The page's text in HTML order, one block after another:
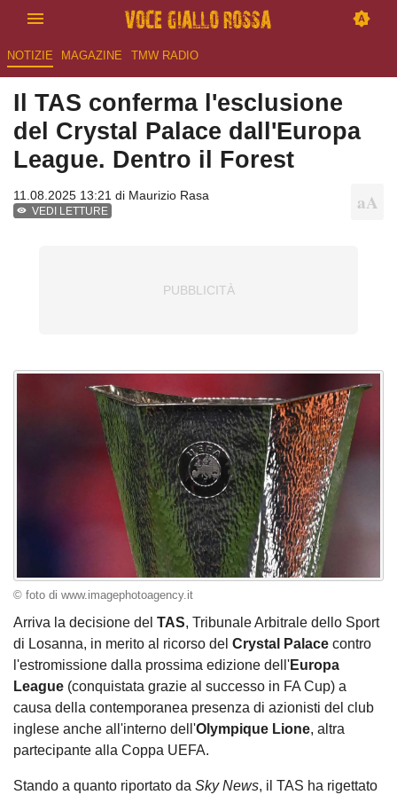
NOTIZIE MAGAZINE TMW RADIO
Il TAS conferma l'esclusione
del Crystal Palace dall'Europa
League. Dentro il Forest
11.08.2025 13:21 di Maurizio Rasa
VEDI LETTURE
© foto di www.imagephotoagency.it
Arriva la decisione del TAS, Tribunale Arbitrale dello Sport
di Losanna, in merito al ricorso del Crystal Palace contro
l'estromissione dalla prossima edizione dell'Europa
League (conquistata grazie al successo in FA Cup) a
causa della contemporanea presenza di azionisti del club
inglese anche all'interno dell'Olympique Lione, altra
partecipante alla Coppa UEFA.
Stando a quanto riportato da Sky News, il TAS ha rigettato